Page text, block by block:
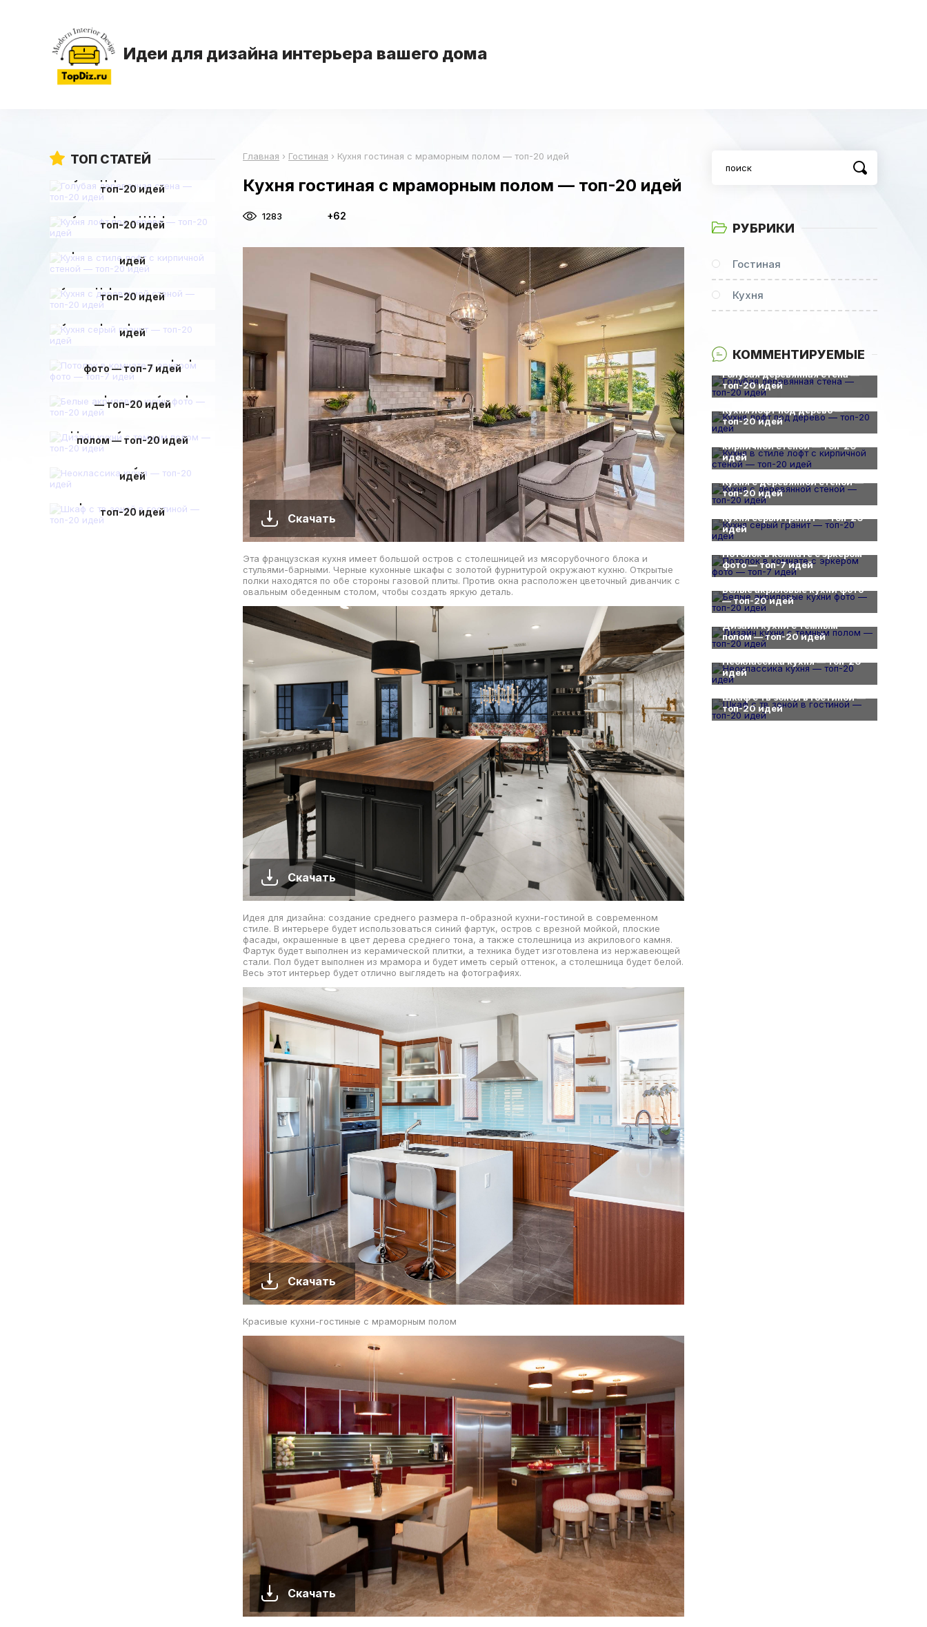
Идеи для дизайна интерьера вашего дома
Главная › Гостиная › Кухня гостиная с мраморным полом — топ-20 идей
Кухня гостиная с мраморным полом — топ-20 идей
1283 +62
Скачать
Эта французская кухня имеет большой остров с столешницей из мясорубочного блока и
стульями-барными. Черные кухонные шкафы с золотой фурнитурой окружают кухню. Открытые
полки находятся по обе стороны газовой плиты. Против окна расположен цветочный диванчик с
овальным обеденным столом, чтобы создать яркую деталь.
Скачать
Идея для дизайна: создание среднего размера п-образной кухни-гостиной в современном
стиле. В интерьере будет использоваться синий фартук, остров с врезной мойкой, плоские
фасады, окрашенные в цвет дерева среднего тона, а также столешница из акрилового камня.
Фартук будет выполнен из керамической плитки, а техника будет изготовлена из нержавеющей
стали. Пол будет выполнен из мрамора и будет иметь серый оттенок, а столешница будет белой.
Весь этот интерьер будет отлично выглядеть на фотографиях.
Скачать
Красивые кухни-гостиные с мраморным полом
Скачать
ТОП СТАТЕЙ
топ-20 идей
топ-20 идей
идей
топ-20 идей
идей
фото — топ-7 идей
— топ-20 идей
полом — топ-20 идей
идей
топ-20 идей
РУБРИКИ
Гостиная
Кухня
КОММЕНТИРУЕМЫЕ
Голубая деревянная стена —
топ-20 идей
0
Кухня лофт под дерево —
топ-20 идей
Кухня в стиле лофт с
кирпичной стеной — топ-20
идей
0
Кухня с деревянной стеной —
топ-20 идей
Кухня серый гранит — топ-20
идей
Потолок в комнате с эркером
фото — топ-7 идей
Белые акриловые кухни фото
— топ-20 идей
Дизайн кухни с темным
полом — топ-20 идей
Неоклассика кухня — топ-20
идей
Шкаф с тв зоной в гостиной —
топ-20 идей